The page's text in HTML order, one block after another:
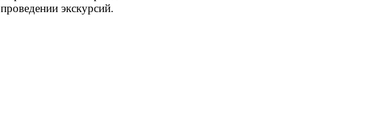
экскурсий.